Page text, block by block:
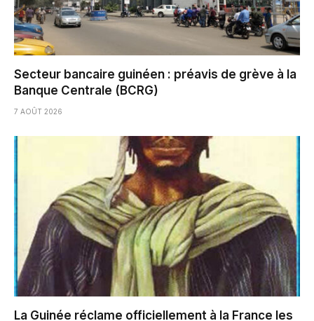
Secteur bancaire guinéen : préavis de grève à la
Banque Centrale (BCRG)
7 AOÛT 2026
La Guinée réclame officiellement à la France les